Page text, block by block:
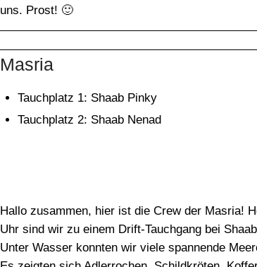
uns. Prost! 🙂
Masria
Tauchplatz 1: Shaab Pinky
Tauchplatz 2: Shaab Nenad
Hallo zusammen, hier ist die Crew der Masria!
Uhr sind wir zu einem Drift-Tauchgang bei
Unter Wasser konnten wir viele spannende